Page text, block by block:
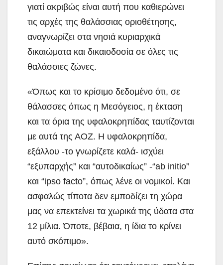
γιατί ακριβώς είναι αυτή που καθιερώνει
τις αρχές της θαλάσσιας οριοθέτησης,
αναγνωρίζει στα νησιά κυριαρχικά
δικαιώματα και δικαιοδοσία σε όλες τις
θαλάσσιες ζώνες.
«Όπως και το κρίσιμο δεδομένο ότι, σε
θάλασσες όπως η Μεσόγειος, η έκταση
και τα όρια της υφαλοκρηπίδας ταυτίζονται
με αυτά της ΑΟΖ. Η υφαλοκρηπίδα,
εξάλλου -το γνωρίζετε καλά- ισχύει
“εξυπαρχής” και “αυτοδικαίως” -“ab initio”
και “ipso facto”, όπως λένε οι νομικοί. Και
ασφαλώς τίποτα δεν εμποδίζει τη χώρα
μας να επεκτείνει τα χωρικά της ύδατα στα
12 μίλια. Όποτε, βέβαια, η ίδια το κρίνει
αυτό σκόπιμο».